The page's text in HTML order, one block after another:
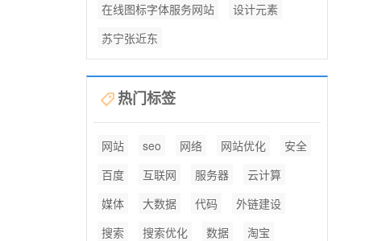
在线图标字体服务网站
设计元素
苏宁张近东
热门标签
网站 seo 网络 网站优化
安全
百度
互联网 服务器
云计算
媒体
大数据 代码
外链建设
搜索
搜索优化 数据
淘宝